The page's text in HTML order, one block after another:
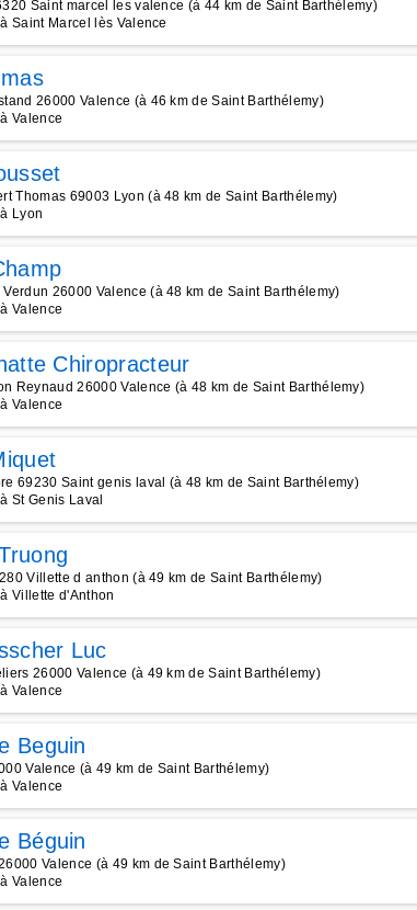
Saint marcel les valence (à 44 km de Saint Barthélemy)
Saint Marcel lès Valence
26000 Valence (à 46 km de Saint Barthélemy)
Valence
Thomas 69003 Lyon (à 48 km de Saint Barthélemy)
Lyon
Verdun 26000 Valence (à 48 km de Saint Barthélemy)
Valence
Chiropracteur
Reynaud 26000 Valence (à 48 km de Saint Barthélemy)
Valence
69230 Saint genis laval (à 48 km de Saint Barthélemy)
St Genis Laval
Villette d anthon (à 49 km de Saint Barthélemy)
Villette d'Anthon
Luc
26000 Valence (à 49 km de Saint Barthélemy)
Valence
Beguin
Valence (à 49 km de Saint Barthélemy)
Valence
Béguin
Valence (à 49 km de Saint Barthélemy)
Valence